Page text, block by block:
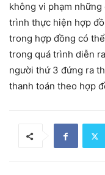
không vi phạm
trình thực hiện hợp
trong hợp đồng có
trong quá trình diễn
người thứ 3 đứng ra
thanh toán theo hợp